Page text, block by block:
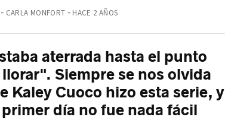
COMENTARIOS
CARLA MONFORT HACE 2 AÑOS
aterrada hasta el punto
Siempre se nos olvida
Kaley Cuoco hizo esta serie, y
día no fue nada fácil